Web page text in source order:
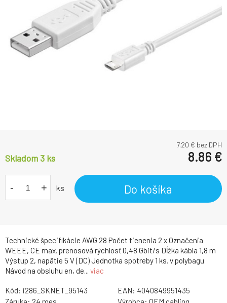
Technické špecifikácie AWG 28 Počet tienenia 2 x Označenia
WEEE, CE max. prenosová rýchlosť 0,48 Gbit/s Dĺžka kábla 1,8 m
Výstup 2, napätie 5 V (DC) Jednotka spotreby 1 ks. v polybagu
Návod na obsluhu en, de... viac
7.20 € bez DPH
Skladom 3 ks 8.86 €
- + ks Do košíka
Kód: i286_SKNET_95143 EAN: 4040849951435